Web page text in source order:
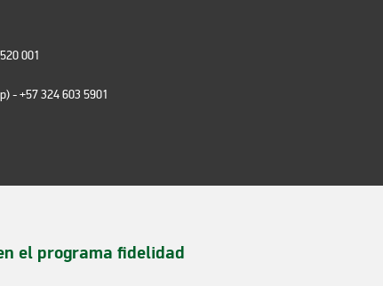
001
- +57 324 603 5901
el programa fidelidad